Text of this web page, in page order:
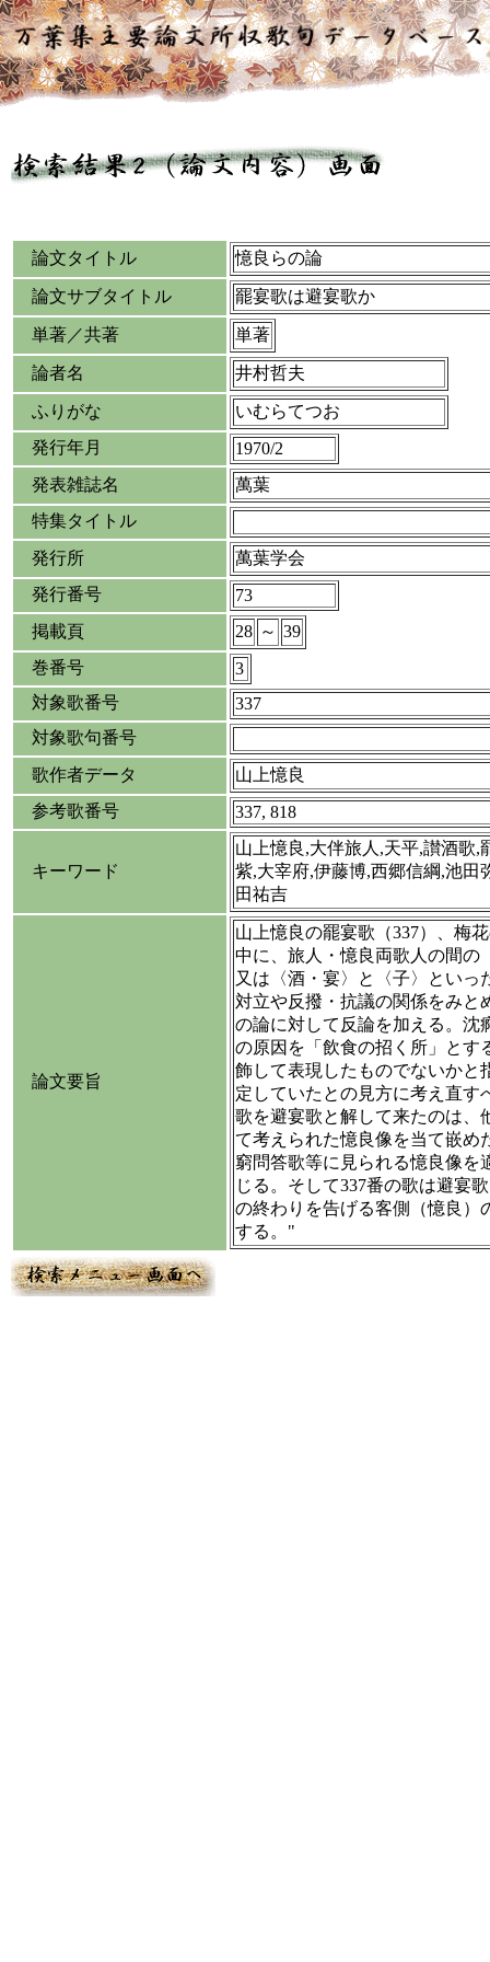
論文タイトル 憶良らの論
論文サブタイトル 罷宴歌は避宴歌か
単著／共著 単著
論者名 井村哲夫
ふりがな
いむらてつお
発行年月
1970/2
発表雑誌名
萬葉
特集タイトル
発行所
萬葉学会
発行番号
73
掲載頁
28 ～ 39
巻番号
3
対象歌番号
337
対象歌句番号
歌作者データ
山上憶良
参考歌番号
337, 818
キーワード
山上憶良,大伴旅人,天平,讃酒歌,
紫,大宰府,伊藤博,西郷信綱,池田
田祐吉
論文要旨
山上憶良の罷宴歌（337）、梅
中に、旅人・憶良両歌人の間の
又は〈酒・宴〉と〈子〉といっ
対立や反撥・抗議の関係をみと
の論に対して反論を加える。沈
の原因を「飲食の招く所」とす
飾して表現したものでないかと
定していたとの見方に考え直す
歌を避宴歌と解して来たのは、
て考えられた憶良像を当て嵌め
窮問答歌等に見られる憶良像を
じる。そして337番の歌は避宴
の終わりを告げる客側（憶良）
する。"